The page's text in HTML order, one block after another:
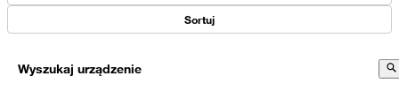
Sortuj
Wyszukaj urządzenie